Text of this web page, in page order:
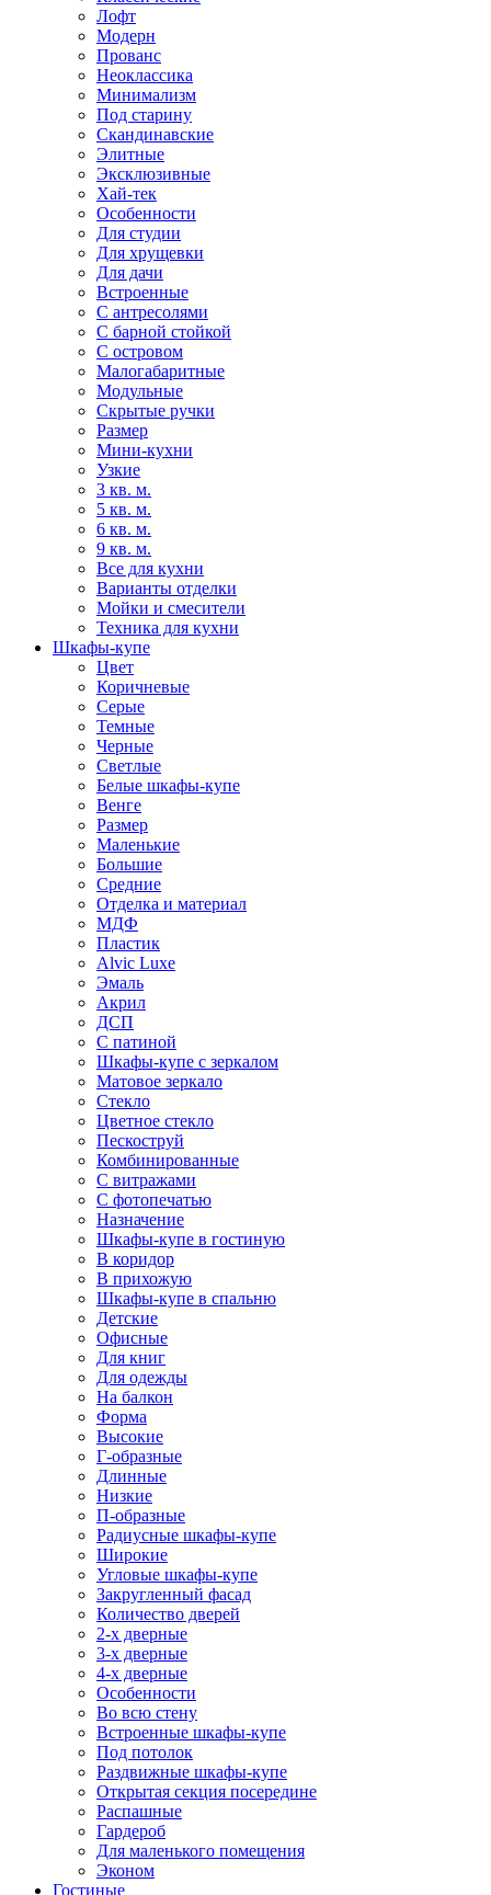
Лофт
Модерн
Прованс
Неоклассика
Минимализм
Под старину
Скандинавские
Элитные
Эксклюзивные
Хай-тек
Особенности
Для студии
Для хрущевки
Для дачи
Встроенные
С антресолями
С барной стойкой
С островом
Малогабаритные
Модульные
Скрытые ручки
Размер
Мини-кухни
Узкие
3 кв. м.
5 кв. м.
6 кв. м.
9 кв. м.
Все для кухни
Варианты отделки
Мойки и смесители
Техника для кухни
Шкафы-купе
Цвет
Коричневые
Серые
Темные
Черные
Светлые
Белые шкафы-купе
Венге
Размер
Маленькие
Большие
Средние
Отделка и материал
МДФ
Пластик
Alvic Luxe
Эмаль
Акрил
ДСП
С патиной
Шкафы-купе с зеркалом
Матовое зеркало
Стекло
Цветное стекло
Пескоструй
Комбинированные
С витражами
С фотопечатью
Назначение
Шкафы-купе в гостиную
В коридор
В прихожую
Шкафы-купе в спальню
Детские
Офисные
Для книг
Для одежды
На балкон
Форма
Высокие
Г-образные
Длинные
Низкие
П-образные
Радиусные шкафы-купе
Широкие
Угловые шкафы-купе
Закругленный фасад
Количество дверей
2-х дверные
3-х дверные
4-х дверные
Особенности
Во всю стену
Встроенные шкафы-купе
Под потолок
Раздвижные шкафы-купе
Открытая секция посередине
Распашные
Гардероб
Для маленького помещения
Эконом
Гостиные